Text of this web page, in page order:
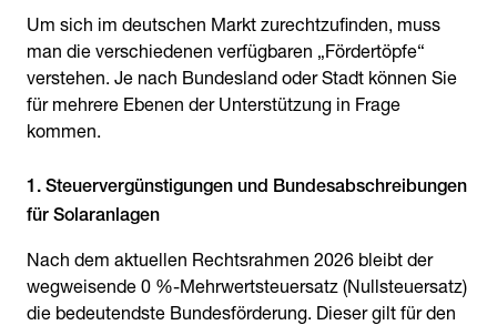
Um sich im deutschen Markt zurechtzufinden, muss
man die verschiedenen verfügbaren „Fördertöpfe“
verstehen. Je nach Bundesland oder Stadt können Sie
für mehrere Ebenen der Unterstützung in Frage
kommen.
1. Steuervergünstigungen und Bundesabschreibungen
für Solaranlagen
Nach dem aktuellen Rechtsrahmen 2026 bleibt der
wegweisende 0 %-Mehrwertsteuersatz (Nullsteuersatz)
die bedeutendste Bundesförderung. Dieser gilt für den